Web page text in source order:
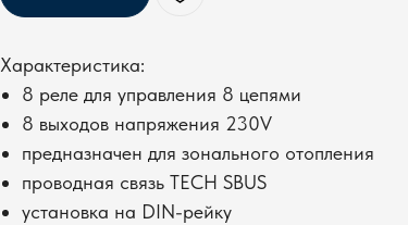
Характеристика:
8 реле для управления 8 цепями
8 выходов напряжения 230V
предназначен для зонального отопления
проводная связь TECH SBUS
установка на DIN-рейку